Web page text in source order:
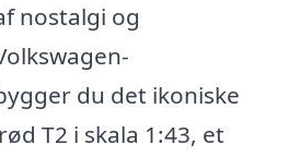
nostalgi og
du det ikoniske
T2 i skala 1:43, et